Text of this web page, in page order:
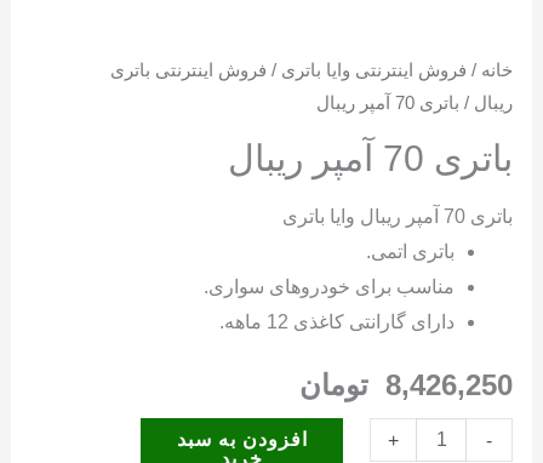
خانه / فروش اینترنتی وایا باتری / فروش اینترنتی باتری
ریبال / باتری 70 آمپر ریبال
باتری 70 آمپر ریبال
باتری 70 آمپر ریبال وایا باتری
باتری اتمی.
مناسب برای خودروهای سواری.
دارای گارانتی کاغذی 12 ماهه.
8,426,250 تومان
-
+
افزودن به سبد